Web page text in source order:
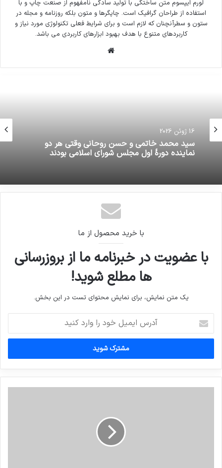
لورم ایپسوم متن ساختگی با تولید سادگی نامفهوم از صنعت چاپ و با
استفاده از طراحان گرافیک است. چاپگرها و متون بلکه روزنامه و مجله در
ستون و سطرآنچنان که لازم است و برای شرایط فعلی تکنولوژی مورد نیاز و
کاربردهای متنوع با هدف بهبود ابزارهای کاربردی می باشد.
16 ژوئن 2026
سید محمد خاتمی و حسن روحانی وقتی هر دو
نماینده دورۀ اول مجلس شورای اسلامی بودند
با خرید محصول از ما
با عضویت در خبرنامه ما از بروزرسانی
ها مطلع شوید!
یک متن نمایش، برای نمایش محتوای تست در این بخش.
ایمیل
خود
وارد
کنید